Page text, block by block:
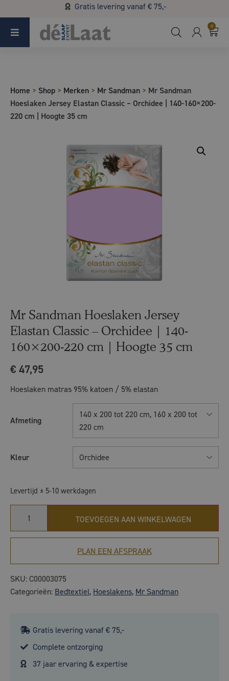
Gratis levering vanaf € 75,-
Koopzondag 29 maart in Bladel van 13.00 - 17.00
0
Home > Shop > Merken > Mr Sandman > Mr Sandman
Hoeslaken Jersey Elastan Classic – Orchidee | 140-160×200-
220 cm | Hoogte 35 cm
Mr Sandman Hoeslaken Jersey
Elastan Classic – Orchidee | 140-
160×200-220 cm | Hoogte 35 cm
€ 47,95
Hoeslaken matras 95% katoen / 5% elastan
Afmeting
140 x 200 tot 220 cm, 160 x 200 tot
220 cm
Kleur Orchidee
Levertijd ± 5-10 werkdagen
TOEVOEGEN AAN WINKELWAGEN
PLAN EEN AFSPRAAK
SKU: C00003075
Categorieën: Bedtextiel, Hoeslakens, Mr Sandman
Gratis levering vanaf € 75,-
Complete ontzorging
37 jaar ervaring & expertise